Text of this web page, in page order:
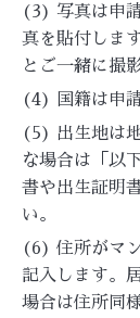
(3) 写真は申
真を貼付しま
とご一緒に撮
(4) 国籍は申
(5) 出生地は
な場合は「以
書や出生証明
い。
(6) 住所がマ
記入します。
場合は住所同